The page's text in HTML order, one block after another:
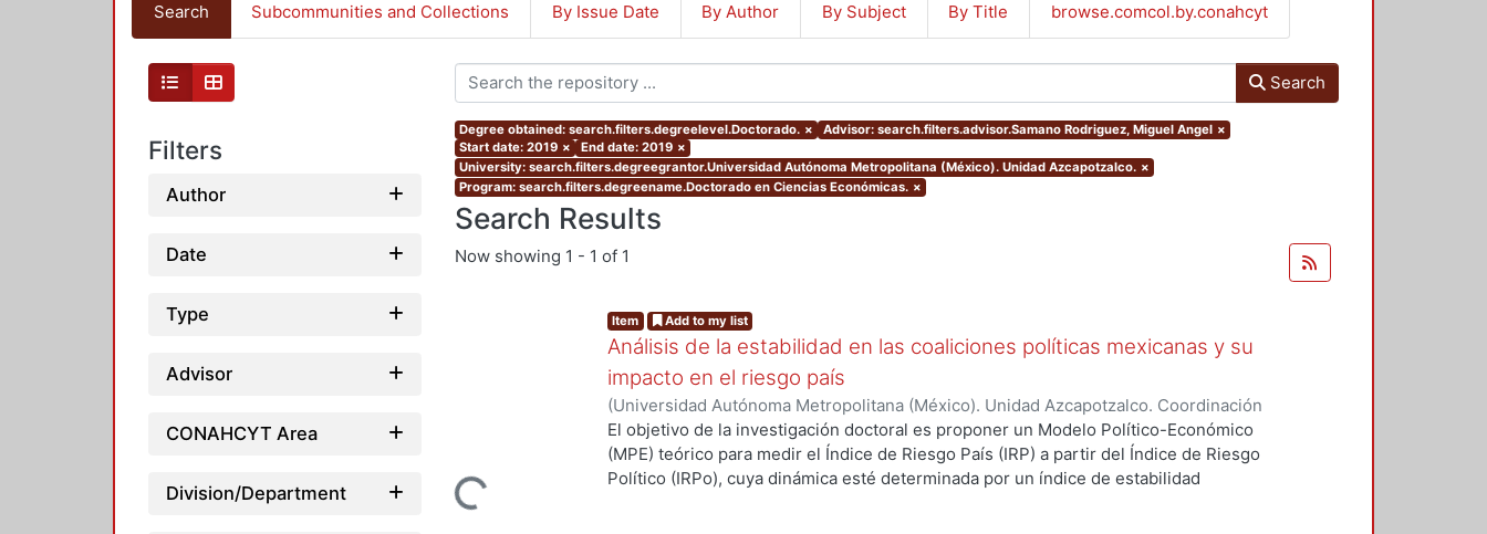
Search Subcommunities and Collections By Issue Date By Author By Subject By Title browse.comcol.by.conahcyt
Filters
Author
Date
Type
Advisor
CONAHCYT Area
Division/Department
Search
Degree obtained: search.filters.degreelevel.Doctorado. × Advisor: search.filters.advisor.Samano Rodriguez, Miguel Angel ×
Start date: 2019 × End date: 2019 ×
University: search.filters.degreegrantor.Universidad Autónoma Metropolitana (México). Unidad Azcapotzalco. ×
Program: search.filters.degreename.Doctorado en Ciencias Económicas. ×
Search Results
Now showing 1 - 1 of 1
Loading...
Item Add to my list
Análisis de la estabilidad en las coaliciones políticas mexicanas y su
impacto en el riesgo país
(Universidad Autónoma Metropolitana (México). Unidad Azcapotzalco. Coordinación
de Servicios de Información., 2019-01) Larios Ferrer, Jose Leonel
El objetivo de la investigación doctoral es proponer un Modelo Político-Económico
(MPE) teórico para medir el Índice de Riesgo País (IRP) a partir del Índice de Riesgo
Político (IRPo), cuya dinámica esté determinada por un índice de estabilidad